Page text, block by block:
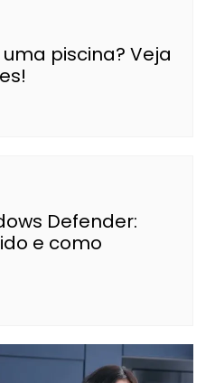
piscina? Veja
Defender:
e como